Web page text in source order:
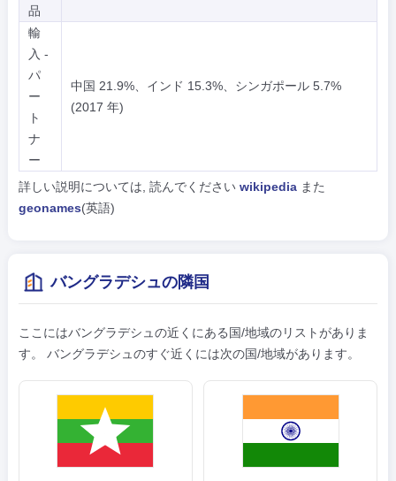
品
輸
入 -
パ
ー
ト
ナ
ー
中国 21.9%、インド 15.3%、シンガポール 5.7%
(2017 年)
詳しい説明については, 読んでください wikipediaまた
geonames(英語)
バングラデシュの隣国
ここにはバングラデシュの近くにある国/地域のリストがありま
す。 バングラデシュのすぐ近くには次の国/地域があります。